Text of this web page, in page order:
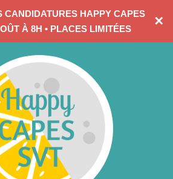
CONTACTEZ-MOI
CANDIDATURES HAPPY CAPES
À 8H • PLACES LIMITÉES
✕